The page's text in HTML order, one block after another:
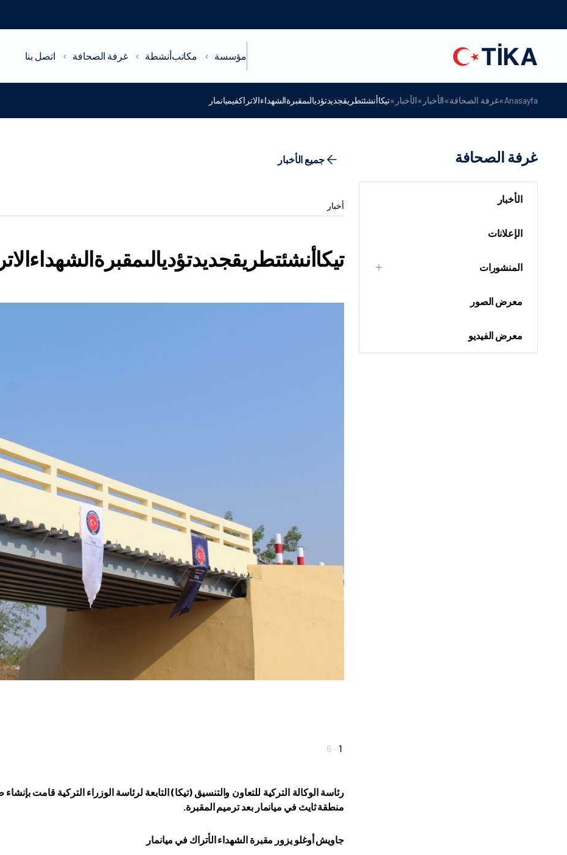
مؤسسة مكاتبأنشطة غرفة الصحافة اتصل بنا
Anasayfa
»غرفة الصحافة»الأخبار »الأخبار »تيكاأنشئتطريقجديدتؤديالىمقبرةالشهداءالاتراكفيميانمار
غرفة الصحافة
الأخبار
الإعلانات
المنشورات
معرض الصور
معرض الفيديو
جميع الأخبار
أخبار
1
-
6
منطقة ثايث في ميانمار بعد ترميم المقبرة.
جاويش أوغلو يزور مقبرة الشهداء الأتراك في ميانمار